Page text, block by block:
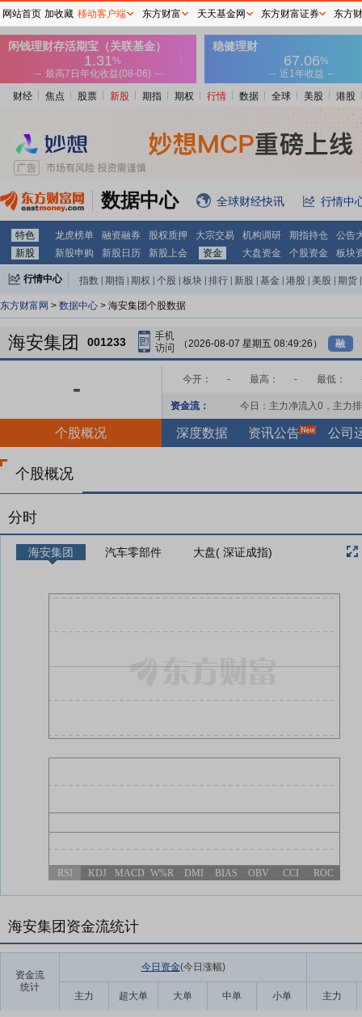
财经 焦点 股票 新股 期指 期权 行情 数据 全球 美股 港股
数据中心 全球财经快讯 行情中
特色 龙虎榜单 融资融券 股权质押 大宗交易 机构调研 期指持仓
公告
新股
新股申购 新股日历 新股上会 资金 大盘资金 个股资金 板块
行情中心 指数 期指 期权 个股 板块 排行 新股 基金 港股 美股 期货
东方财富网 > 数据中心 > 海安集团个股数据
海安集团 001233 （2026-08-07 星期五 08:49:26） 融
- 今开： - 最高： - 最低：
资金流： 今日：主力净流入0 ，主力
个股概况 深度数据 资讯公告 公司
个股概况
分时
海安集团 汽车零部件 大盘( 深证成指)
RSI KDJ MACD W%R DMI BIAS OBV CCI ROC
海安集团资金流统计
资金流
统计
今日资金(今日涨幅)
主力 超大单 大单 中单 小单 主力
网站首页 加收藏 移动客户端 东方财富 天天基金网 东方财富证券 东方